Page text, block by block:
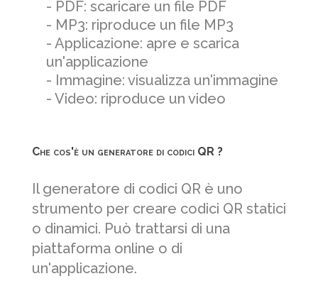
- PDF: scaricare un file PDF
- MP3: riproduce un file MP3
- Applicazione: apre e scarica
un'applicazione
- Immagine: visualizza un'immagine
- Video: riproduce un video
Che cos'è un generatore di codici QR ?
Il generatore di codici QR è uno
strumento per creare codici QR statici
o dinamici. Può trattarsi di una
piattaforma online o di
un'applicazione.